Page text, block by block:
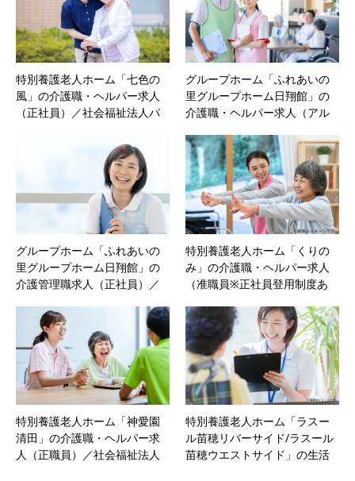
特別養護老人ホーム「七色の
風」の介護職・ヘルパー求人
（正社員）／社会福祉法人パ
グループホーム「ふれあいの
里グループホーム日翔館」の
介護職・ヘルパー求人（アル
ふれあいケアサービスHD｜札
幌市厚別区‐北海道
グループホーム「ふれあいの
里グループホーム日翔館」の
介護管理職求人（正社員）／
スHD｜札幌市厚別区‐北海道
特別養護老人ホーム「くりの
み」の介護職・ヘルパー求人
（准職員※正社員登用制度あ
札幌市豊平区‐北海道
特別養護老人ホーム「神愛園
清田」の介護職・ヘルパー求
人（正職員）／社会福祉法人
特別養護老人ホーム「ラスー
ル苗穂リバーサイド/ラスール
苗穂ウエストサイド」の生活